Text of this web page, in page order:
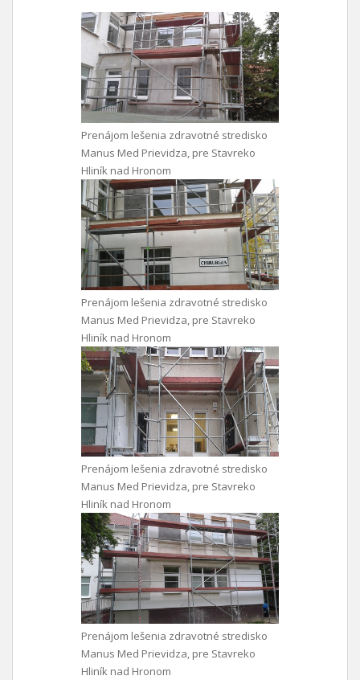
Prenájom lešenia zdravotné stredisko
Manus Med Prievidza, pre Stavreko
Hliník nad Hronom
Prenájom lešenia zdravotné stredisko
Manus Med Prievidza, pre Stavreko
Hliník nad Hronom
Prenájom lešenia zdravotné stredisko
Manus Med Prievidza, pre Stavreko
Hliník nad Hronom
Prenájom lešenia zdravotné stredisko
Manus Med Prievidza, pre Stavreko
Hliník nad Hronom